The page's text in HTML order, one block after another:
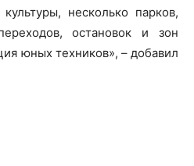
несколько парков,
остановок и зон
юных техников», – добавил